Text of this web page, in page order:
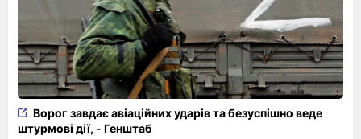
Ворог завдає авіаційних ударів та безуспішно веде
штурмові дії, - Генштаб